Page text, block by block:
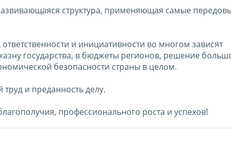
структура, применяющая самые
и инициативности во многом зависят
государства, в бюджеты регионов, решение
безопасности страны в целом.
и преданность делу.
профессионального роста и успехов!